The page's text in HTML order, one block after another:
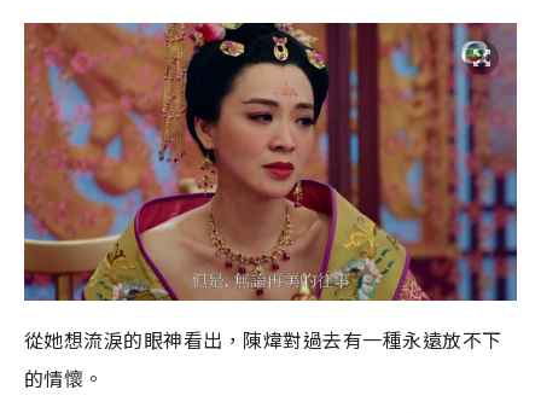
從她想流淚的眼神看出，陳煒對過去有一種永遠放不下
的情懷。